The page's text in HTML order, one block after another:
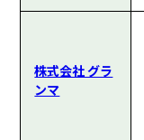
株式会社 グラ
ンマ